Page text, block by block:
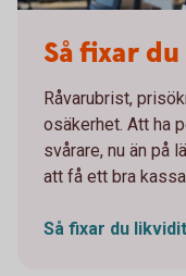
Så fixar
Råvarubrist,
osäkerhet. Att ha
svårare, nu än på
att få ett bra
Så fixar du